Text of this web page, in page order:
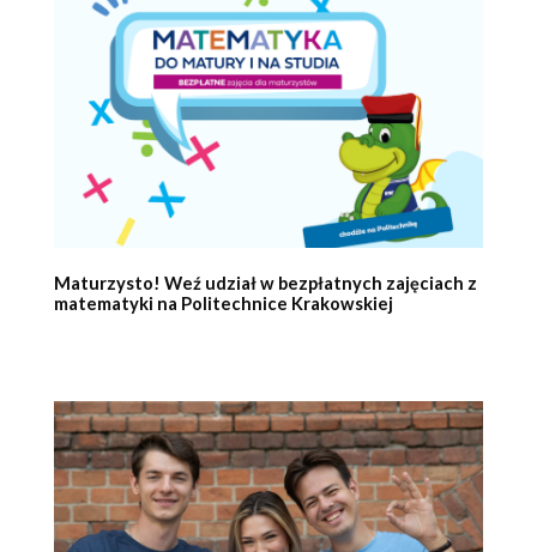
Maturzysto! Weź udział w bezpłatnych zajęciach z
matematyki na Politechnice Krakowskiej